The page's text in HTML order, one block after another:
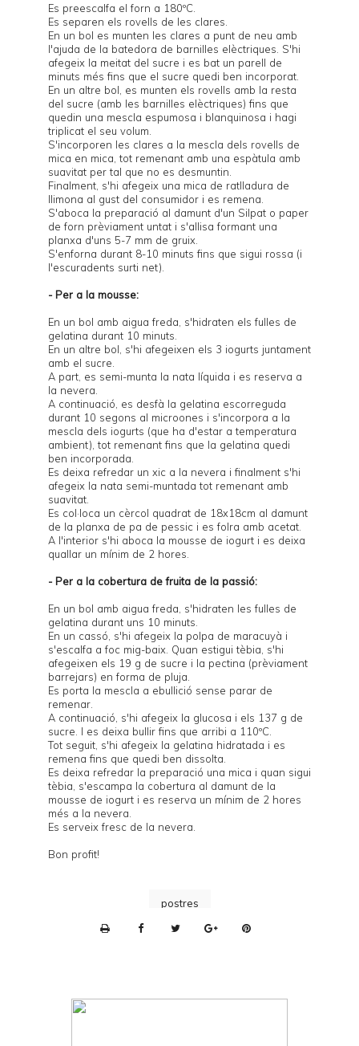
Es preescalfa el forn a 180ºC.
Es separen els rovells de les clares.
En un bol es munten les clares a punt de neu amb
l'ajuda de la batedora de barnilles elèctriques. S'hi
afegeix la meitat del sucre i es bat un parell de
minuts més fins que el sucre quedi ben incorporat.
En un altre bol, es munten els rovells amb la resta
del sucre (amb les barnilles elèctriques) fins que
quedin una mescla espumosa i blanquinosa i hagi
triplicat el seu volum.
S'incorporen les clares a la mescla dels rovells de
mica en mica, tot remenant amb una espàtula amb
suavitat per tal que no es desmuntin.
Finalment, s'hi afegeix una mica de ratlladura de
llimona al gust del consumidor i es remena.
S'aboca la preparació al damunt d'un Silpat o paper
de forn prèviament untat i s'allisa formant una
planxa d'uns 5-7 mm de gruix.
S'enforna durant 8-10 minuts fins que sigui rossa (i
l'escuradents surti net).
- Per a la mousse:
En un bol amb aigua freda, s'hidraten els fulles de
gelatina durant 10 minuts.
En un altre bol, s'hi afegeixen els 3 iogurts juntament
amb el sucre.
A part, es semi-munta la nata líquida i es reserva a
la nevera.
A continuació, es desfà la gelatina escorreguda
durant 10 segons al microones i s'incorpora a la
mescla dels iogurts (que ha d'estar a temperatura
ambient), tot remenant fins que la gelatina quedi
ben incorporada.
Es deixa refredar un xic a la nevera i finalment s'hi
afegeix la nata semi-muntada tot remenant amb
suavitat.
Es col·loca un cèrcol quadrat de 18x18cm al damunt
de la planxa de pa de pessic i es folra amb acetat.
A l'interior s'hi aboca la mousse de iogurt i es deixa
quallar un mínim de 2 hores.
- Per a la cobertura de fruita de la passió:
En un bol amb aigua freda, s'hidraten les fulles de
gelatina durant uns 10 minuts.
En un cassó, s'hi afegeix la polpa de maracuyà i
s'escalfa a foc mig-baix. Quan estigui tèbia, s'hi
afegeixen els 19 g de sucre i la pectina (prèviament
barrejars) en forma de pluja.
Es porta la mescla a ebullició sense parar de
remenar.
A continuació, s'hi afegeix la glucosa i els 137 g de
sucre. I es deixa bullir fins que arribi a 110ºC.
Tot seguit, s'hi afegeix la gelatina hidratada i es
remena fins que quedi ben dissolta.
Es deixa refredar la preparació una mica i quan sigui
tèbia, s'escampa la cobertura al damunt de la
mousse de iogurt i es reserva un mínim de 2 hores
més a la nevera.
Es serveix fresc de la nevera.
Bon profit!
postres
n